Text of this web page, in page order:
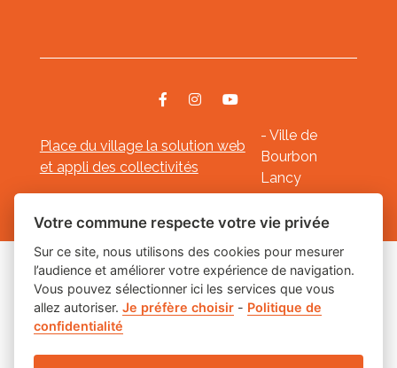
Place du village la solution web
et appli des collectivités
- Ville de
Bourbon
Lancy
Mentions légales-- Gestion des cookies
Les labels
Votre commune respecte votre vie privée
Sur ce site, nous utilisons des cookies pour mesurer
l’audience et améliorer votre expérience de navigation.
Vous pouvez sélectionner ici les services que vous
allez autoriser.Je préfère choisir - Politique de
confidentialité